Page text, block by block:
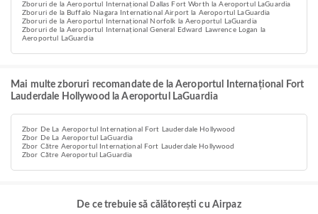
Zboruri de la Aeroportul Internațional Dallas Fort Worth la Aeroportul LaGuardia
Zboruri de la Buffalo Niagara International Airport la Aeroportul LaGuardia
Zboruri de la Aeroportul Internațional Norfolk la Aeroportul LaGuardia
Zboruri de la Aeroportul Internațional General Edward Lawrence Logan la
Aeroportul LaGuardia
Mai multe zboruri recomandate de la Aeroportul Internațional Fort
Lauderdale Hollywood la Aeroportul LaGuardia
Zbor De La Aeroportul Internațional Fort Lauderdale Hollywood
Zbor De La Aeroportul LaGuardia
Zbor Către Aeroportul Internațional Fort Lauderdale Hollywood
Zbor Către Aeroportul LaGuardia
De ce trebuie să călătorești cu Airpaz